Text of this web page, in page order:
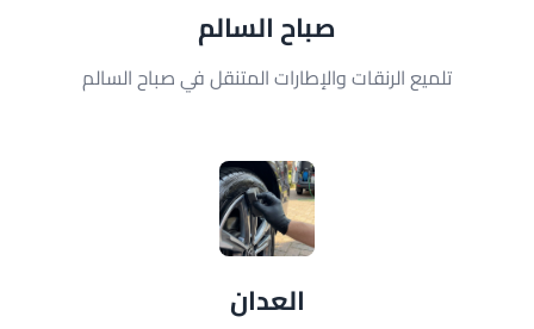
صباح السالم
تلميع الرنقات والإطارات المتنقل في صباح السالم
العدان